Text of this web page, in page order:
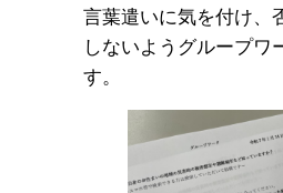
言葉遣いに気を付け、
しないようグループワ
す。